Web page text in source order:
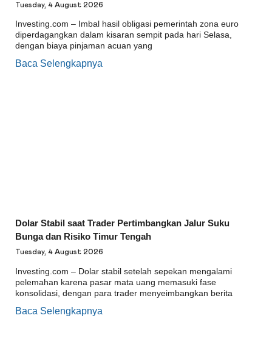
Tuesday, 4 August 2026
Investing.com – Imbal hasil obligasi pemerintah zona euro
diperdagangkan dalam kisaran sempit pada hari Selasa,
dengan biaya pinjaman acuan yang
Baca Selengkapnya
Dolar Stabil saat Trader Pertimbangkan Jalur Suku
Bunga dan Risiko Timur Tengah
Tuesday, 4 August 2026
Investing.com – Dolar stabil setelah sepekan mengalami
pelemahan karena pasar mata uang memasuki fase
konsolidasi, dengan para trader menyeimbangkan berita
Baca Selengkapnya